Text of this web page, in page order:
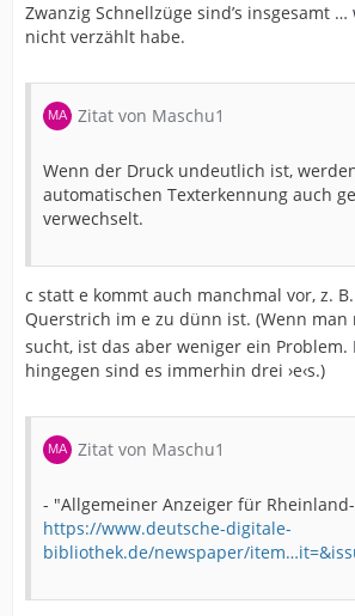
Zwanzig Schnellzüge sind’s insgesamt
nicht verzählt habe.
Zitat von Maschu1
Wenn der Druck undeutlich ist,
automatischen Texterkennung auch
verwechselt.
c statt e kommt auch manchmal vor, z.
Querstrich im e zu dünn ist. (Wenn man
sucht, ist das aber weniger ein Problem.
hingegen sind es immerhin drei ›e‹s.)
Zitat von Maschu1
- "Allgemeiner Anzeiger für
https://www.deutsche-digitale-
bibliothek.de/newspaper/